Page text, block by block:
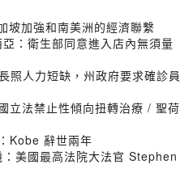
加強和南美洲的經濟聯繫
：衛生部同意進入店內無須量
人力短缺，州政府要求確診員
立法禁止性傾向扭轉治療 / 聖荷
Kobe 辭世兩年
美國最高法院大法官 Stephen